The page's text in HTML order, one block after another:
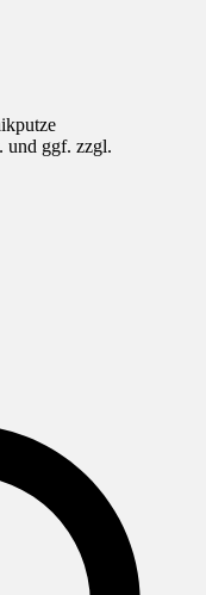
ggf. zzgl.